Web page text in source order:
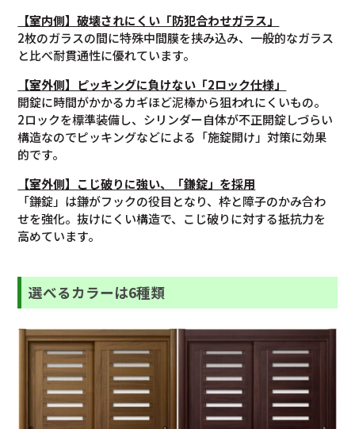
【室内側】破壊されにくい「防犯合わせガラス」
2枚のガラスの間に特殊中間膜を挟み込み、一般的なガラス
と比べ耐貫通性に優れています。
【室外側】ピッキングに負けない「2ロック仕様」
開錠に時間がかかるカギほど泥棒から狙われにくいもの。
2ロックを標準装備し、シリンダー自体が不正開錠しづらい
構造なのでピッキングなどによる「施錠開け」対策に効果
的です。
【室外側】こじ破りに強い、「鎌錠」を採用
「鎌錠」は鎌がフックの役目となり、枠と障子のかみ合わ
せを強化。抜けにくい構造で、こじ破りに対する抵抗力を
高めています。
選べるカラーは6種類